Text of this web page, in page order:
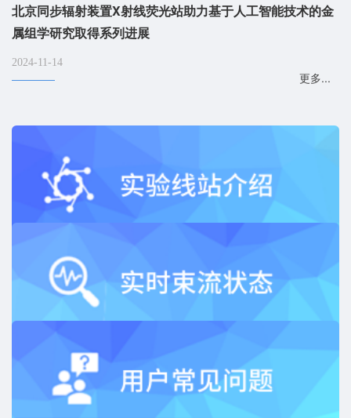
北京同步辐射装置X射线荧光站助力基于人工智能技术的金
属组学研究取得系列进展
2024-11-14
更多...